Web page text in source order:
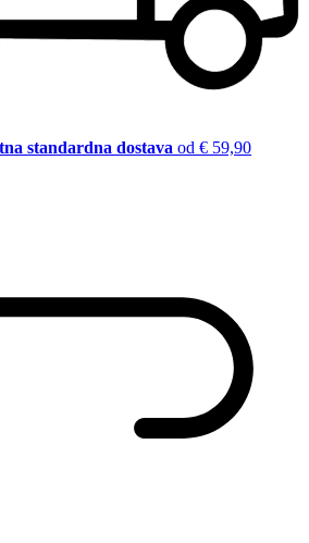
standardna dostava od € 59,90